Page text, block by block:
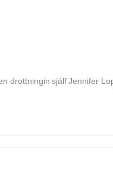
drottningin sjálf Jennifer